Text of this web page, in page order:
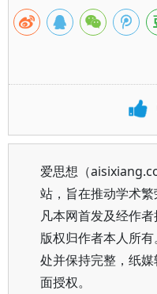
爱思想（
站，旨在推动学术繁
凡本网首发及经作
版权归作者本人所
处并保持完整，纸
面授权。